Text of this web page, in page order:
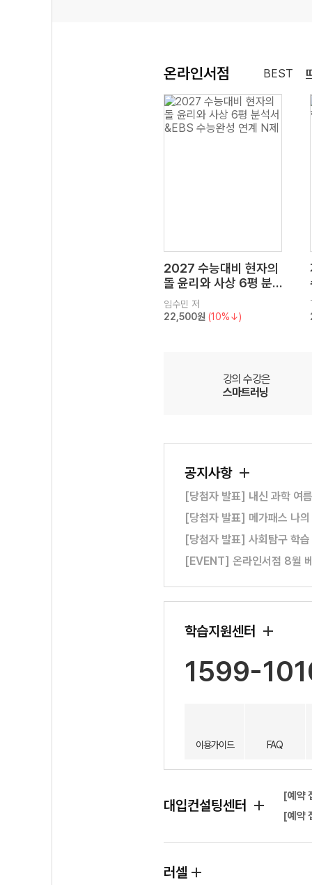
온라인서점 BEST
2027 수능대비 현자의
돌 윤리와 사상 6평 분
석서&EBS 수능완성 연
계 N제
임수민 저
22,500원 (10%↓)
강의 수강은
스마트러닝
공지사항
[당첨자 발표] 내신 과학 여
[당첨자 발표] 메가패스 나
[당첨자 발표] 사회탐구 학
[EVENT] 온라인서점 8월
학습지원센터
1599-
이용가이드 FAQ
대입컨설팅센터
[예약
[예약
러셀